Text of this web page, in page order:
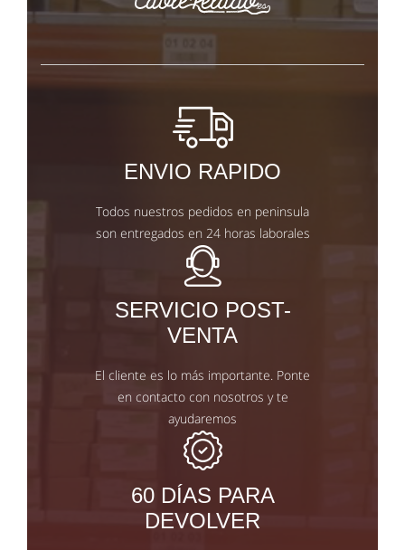
ENVIO RAPIDO
Todos nuestros pedidos en peninsula
son entregados en 24 horas laborales
SERVICIO POST-
VENTA
El cliente es lo más importante. Ponte
en contacto con nosotros y te
ayudaremos
60 DÍAS PARA
DEVOLVER